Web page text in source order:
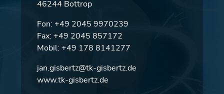
46244 Bottrop
Fon: +49 2045 9970239
Fax: +49 2045 857172
Mobil: +49 178 8141277
jan.gisbertz@tk-gisbertz.de
www.tk-gisbertz.de